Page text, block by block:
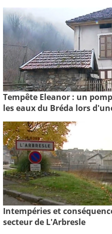
Tempête Eleanor : un
les eaux du Bréda lors
Intempéries et
secteur de L'Arbresle